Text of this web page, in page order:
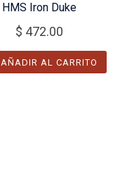
HMS Iron Duke
$ 472.00
AÑADIR AL CARRITO